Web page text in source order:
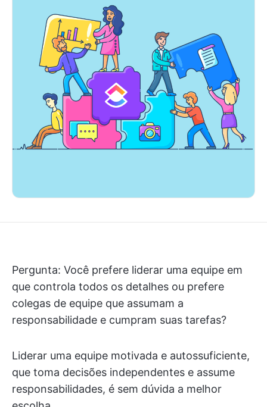
Pergunta: Você prefere liderar uma equipe em
que controla todos os detalhes ou prefere
colegas de equipe que assumam a
responsabilidade e cumpram suas tarefas?
Liderar uma equipe motivada e autossuficiente,
que toma decisões independentes e assume
responsabilidades, é sem dúvida a melhor